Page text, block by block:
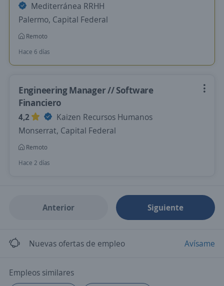
Mediterránea RRHH
Palermo, Capital Federal
Remoto
Hace 6 días
Engineering Manager // Software
Financiero
4,2
Kaizen Recursos Humanos
Monserrat, Capital Federal
Remoto
Hace 2 días
Anterior Siguiente
Nuevas ofertas de empleo Avísame
Empleos similares